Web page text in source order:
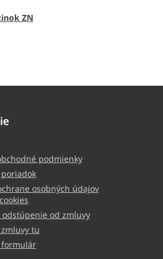
ZN
podmienky
osobných údajov
od zmluvy
tu
formulár